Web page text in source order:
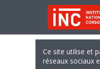
Ce site utilise et
réseaux sociaux